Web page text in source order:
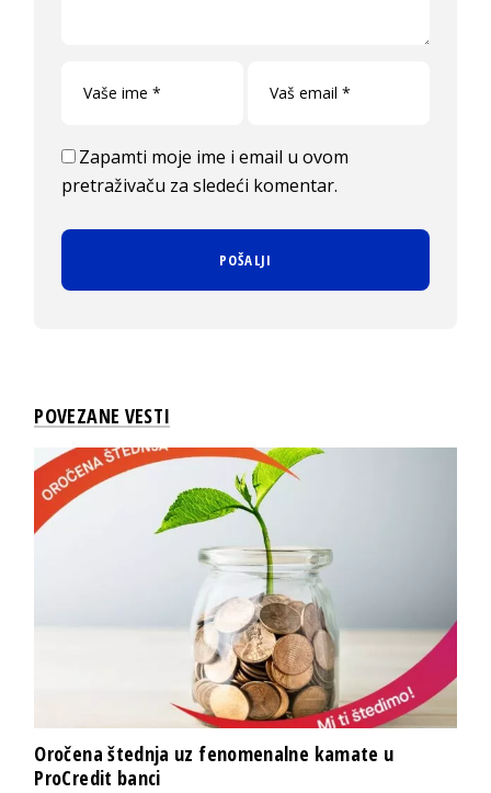
Zapamti moje ime i email u ovom
pretraživaču za sledeći komentar.
POVEZANE VESTI
Oročena štednja uz fenomenalne kamate u
ProCredit banci